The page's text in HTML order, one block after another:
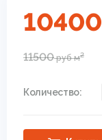
10400
11500рубм2
Количество: